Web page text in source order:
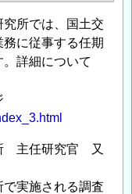
所では、国土交
に従事する任期
詳細について
任研究官 又
実施される調査